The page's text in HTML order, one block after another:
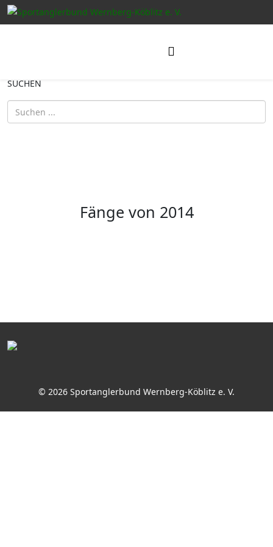
SUCHEN
Fänge von 2014
© 2026 Sportanglerbund Wernberg-Köblitz e. V.